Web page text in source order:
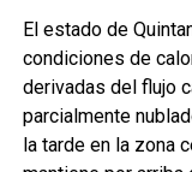
Quinto
en tu
El estado de
condiciones de
derivadas del flujo
parcialmente
la tarde en la zona